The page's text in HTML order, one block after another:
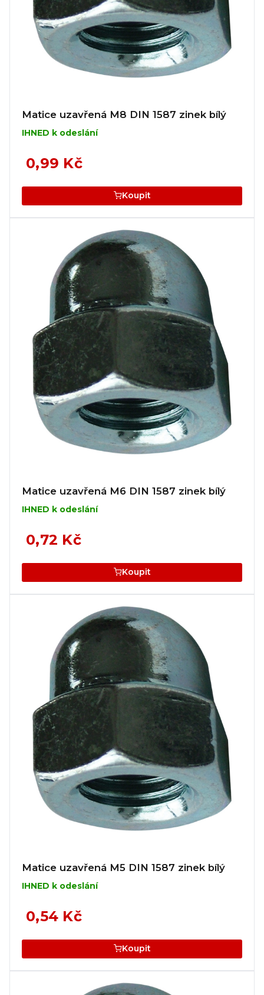
Matice uzavřená M8 DIN 1587 zinek bílý
IHNED k odeslání
0,99 Kč
Koupit
Matice uzavřená M6 DIN 1587 zinek bílý
IHNED k odeslání
0,72 Kč
Koupit
Matice uzavřená M5 DIN 1587 zinek bílý
IHNED k odeslání
0,54 Kč
Koupit